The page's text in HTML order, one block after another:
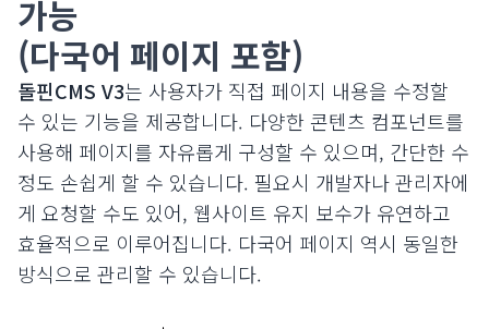
가능
(다국어 페이지 포함)
돌핀CMS V3는 사용자가 직접 페이지 내용을 수정할
수 있는 기능을 제공합니다. 다양한 콘텐츠 컴포넌트를
사용해 페이지를 자유롭게 구성할 수 있으며, 간단한 수
정도 손쉽게 할 수 있습니다. 필요시 개발자나 관리자에
게 요청할 수도 있어, 웹사이트 유지 보수가 유연하고
효율적으로 이루어집니다. 다국어 페이지 역시 동일한
방식으로 관리할 수 있습니다.